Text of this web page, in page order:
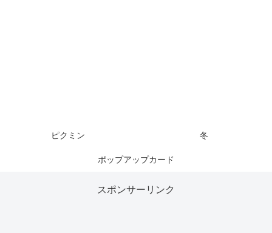
ピクミン 冬
ポップアップカード
スポンサーリンク